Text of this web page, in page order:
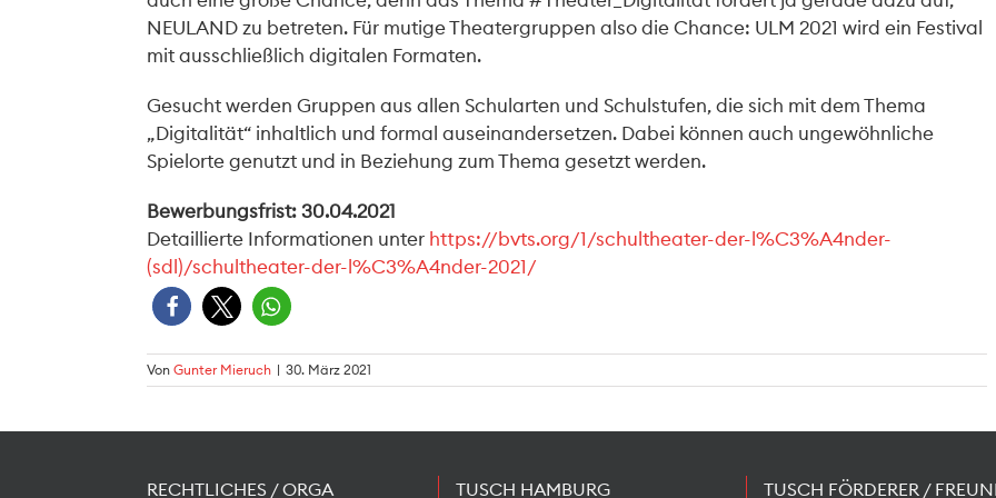
NEULAND zu betreten. Für mutige Theatergruppen also die Chance: ULM 2021 wird ein Festival
mit ausschließlich digitalen Formaten.
Gesucht werden Gruppen aus allen Schularten und Schulstufen, die sich mit dem Thema
„Digitalität“ inhaltlich und formal auseinandersetzen. Dabei können auch ungewöhnliche
Spielorte genutzt und in Beziehung zum Thema gesetzt werden.
Bewerbungsfrist: 30.04.2021
Detaillierte Informationen unter https://bvts.org/1/schultheater-der-l%C3%A4nder-
(sdl)/schultheater-der-l%C3%A4nder-2021/
Von Gunter Mieruch | 30. März 2021
RECHTLICHES / ORGA TUSCH HAMBURG TUSCH FÖRDERER /